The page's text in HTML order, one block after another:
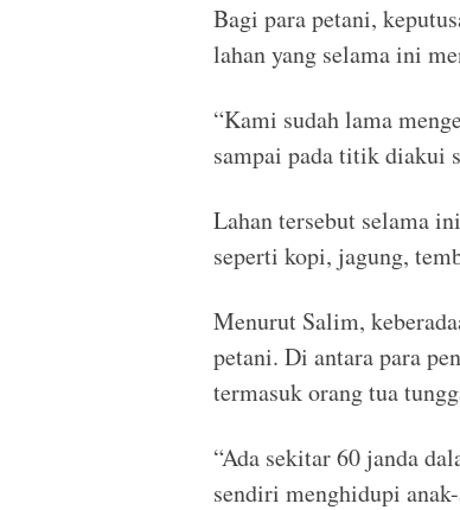
Bagi para petani,
lahan yang selama ini
“Kami sudah lama
sampai pada titik diakui
Lahan tersebut selama
seperti kopi, jagung,
Menurut Salim,
petani. Di antara para
termasuk orang tua
“Ada sekitar 60 janda
sendiri menghidupi